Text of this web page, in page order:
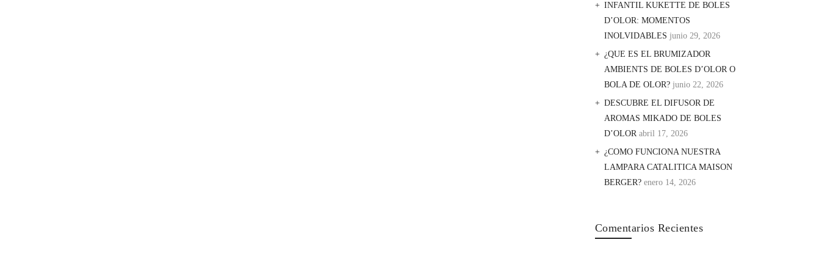
INFANTIL KUKETTE DE BOLES
D’OLOR: MOMENTOS
INOLVIDABLES junio 29, 2026
¿QUE ES EL BRUMIZADOR
AMBIENTS DE BOLES D’OLOR O
BOLA DE OLOR? junio 22, 2026
DESCUBRE EL DIFUSOR DE
AROMAS MIKADO DE BOLES
D’OLOR abril 17, 2026
¿COMO FUNCIONA NUESTRA
LAMPARA CATALITICA MAISON
BERGER? enero 14, 2026
Comentarios Recientes